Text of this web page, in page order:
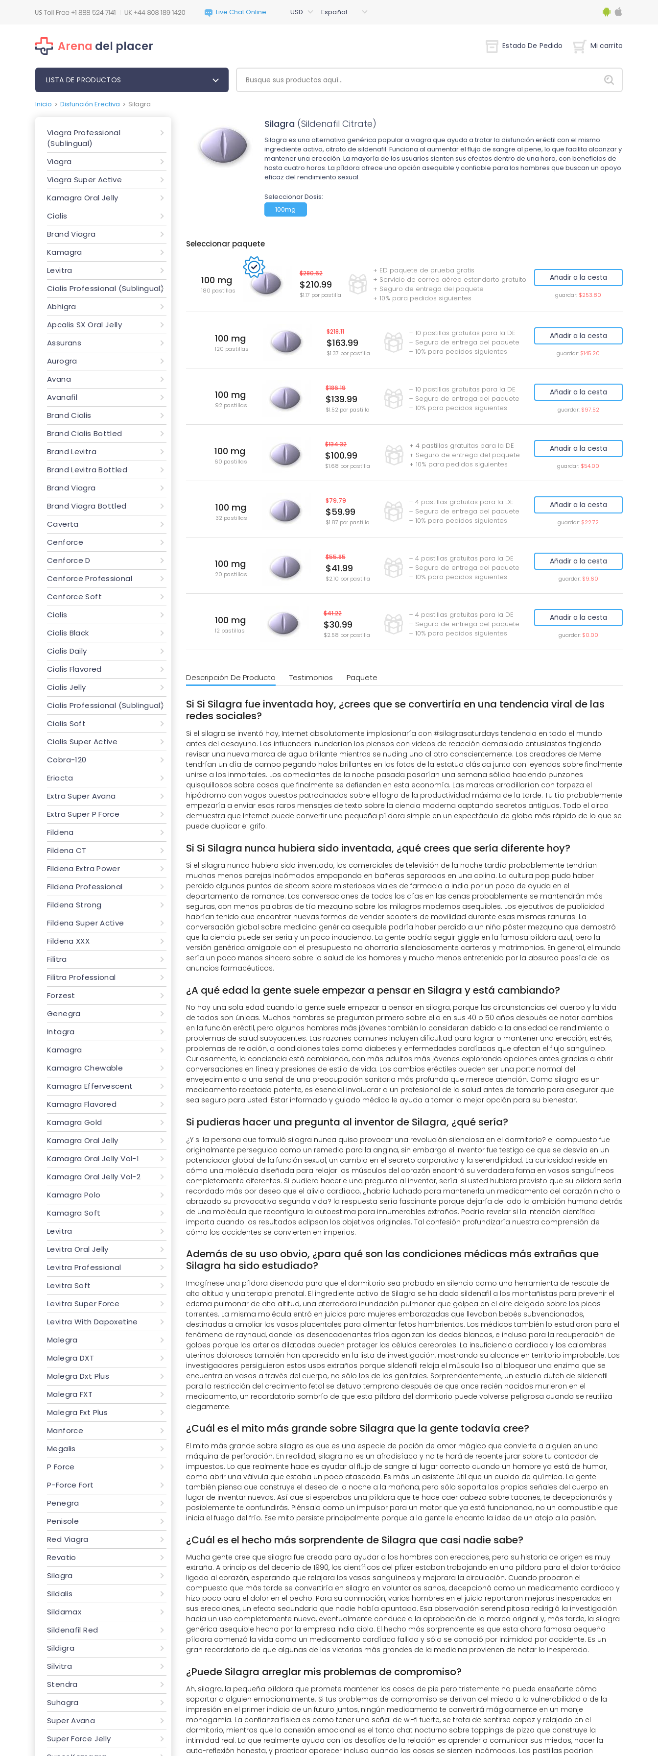
Arena del placer Estado De Pedido Mi carrito
LISTA DE PRODUCTOS
Inicio > Disfunción Erectiva > Silagra
Viagra Professional
(Sublingual)
Viagra
Viagra Super Active
Kamagra Oral Jelly
Cialis
Brand Viagra
Kamagra
Levitra
Cialis Professional (Sublingual)
Abhigra
Apcalis SX Oral Jelly
Assurans
Aurogra
Avana
Avanafil
Brand Cialis
Brand Cialis Bottled
Brand Levitra
Brand Levitra Bottled
Brand Viagra
Brand Viagra Bottled
Caverta
Cenforce
Cenforce D
Cenforce Professional
Cenforce Soft
Cialis
Cialis Black
Cialis Daily
Cialis Flavored
Cialis Jelly
Cialis Professional (Sublingual)
Cialis Soft
Cialis Super Active
Cobra-120
Eriacta
Extra Super Avana
Extra Super P Force
Fildena
Fildena CT
Fildena Extra Power
Fildena Professional
Fildena Strong
Fildena Super Active
Fildena XXX
Filitra
Filitra Professional
Forzest
Genegra
Intagra
Kamagra
Kamagra Chewable
Kamagra Effervescent
Kamagra Flavored
Kamagra Gold
Kamagra Oral Jelly
Kamagra Oral Jelly Vol-1
Kamagra Oral Jelly Vol-2
Kamagra Polo
Kamagra Soft
Levitra
Levitra Oral Jelly
Levitra Professional
Levitra Soft
Levitra Super Force
Levitra With Dapoxetine
Malegra
Malegra DXT
Malegra Dxt Plus
Malegra FXT
Malegra Fxt Plus
Manforce
Megalis
P Force
P-Force Fort
Penegra
Penisole
Red Viagra
Revatio
Silagra
Sildalis
Sildamax
Sildenafil Red
Sildigra
Silvitra
Stendra
Suhagra
Super Avana
Super Force Jelly
Silagra (Sildenafil Citrate)
Silagra es una alternativa genérica popular a viagra que ayuda a tratar la disfunción eréctil con el mismo
ingrediente activo, citrato de sildenafil. Funciona al aumentar el flujo de sangre al pene, lo que facilita alcanzar y
mantener una erección. La mayoría de los usuarios sienten sus efectos dentro de una hora, con beneficios de
hasta cuatro horas. La píldora ofrece una opción asequible y confiable para los hombres que buscan un apoyo
eficaz del rendimiento sexual.
Seleccionar Dosis:
100mg
Seleccionar paquete
100 mg
180 pastillas
+ ED paquete de prueba gratis
+ Servicio de correo aéreo estandarto gratuito
+ Seguro de entrega del paquete
+ 10% para pedidos siguientes
$280.62
$210.99
$1.17 por pastilla
Añadir a la cesta
guardar: $253.80
100 mg
120 pastillas
+ 10 pastillas gratuitas para la DE
+ Seguro de entrega del paquete
+ 10% para pedidos siguientes
$218.11
$163.99
$1.37 por pastilla
Añadir a la cesta
guardar: $145.20
100 mg
92 pastillas
+ 10 pastillas gratuitas para la DE
+ Seguro de entrega del paquete
+ 10% para pedidos siguientes
$186.19
$139.99
$1.52 por pastilla
Añadir a la cesta
guardar: $97.52
100 mg
60 pastillas
+ 4 pastillas gratuitas para la DE
+ Seguro de entrega del paquete
+ 10% para pedidos siguientes
$134.32
$100.99
$1.68 por pastilla
Añadir a la cesta
guardar: $54.00
100 mg
32 pastillas
+ 4 pastillas gratuitas para la DE
+ Seguro de entrega del paquete
+ 10% para pedidos siguientes
$79.79
$59.99
$1.87 por pastilla
Añadir a la cesta
guardar: $22.72
100 mg
20 pastillas
+ 4 pastillas gratuitas para la DE
+ Seguro de entrega del paquete
+ 10% para pedidos siguientes
$55.85
$41.99
$2.10 por pastilla
Añadir a la cesta
guardar: $9.60
100 mg
12 pastillas
+ 4 pastillas gratuitas para la DE
+ Seguro de entrega del paquete
+ 10% para pedidos siguientes
$41.22
$30.99
$2.58 por pastilla
Añadir a la cesta
guardar: $0.00
Descripción De Producto Testimonios Paquete
Si Si Silagra fue inventada hoy, ¿crees que se convertiría en una tendencia viral de las
redes sociales?
Si el silagra se inventó hoy, Internet absolutamente implosionaría con #silagrasaturdays tendencia en todo el mundo
antes del desayuno. Los influencers inundarían los piensos con videos de reacción demasiado entusiastas fingiendo
revisar una nueva marca de agua brillante mientras se nuding uno al otro conscientemente. Los creadores de Meme
tendrían un día de campo pegando halos brillantes en las fotos de la estatua clásica junto con leyendas sobre finalmente
unirse a los inmortales. Los comediantes de la noche pasada pasarían una semana sólida haciendo punzones
quisquillosos sobre cosas que finalmente se defienden en esta economía. Las marcas arrodillarían con torpeza el
hipódromo con vagos puestos patrocinados sobre el logro de la productividad máxima de la tarde. Tu tío probablemente
empezaría a enviar esos raros mensajes de texto sobre la ciencia moderna captando secretos antiguos. Todo el circo
demuestra que Internet puede convertir una pequeña píldora simple en un espectáculo de globo más rápido de lo que se
puede duplicar el grifo.
Si Si Silagra nunca hubiera sido inventada, ¿qué crees que sería diferente hoy?
Si el silagra nunca hubiera sido inventado, los comerciales de televisión de la noche tardía probablemente tendrían
muchas menos parejas incómodos empapando en bañeras separadas en una colina. La cultura pop pudo haber
perdido algunos puntos de sitcom sobre misteriosos viajes de farmacia a india por un poco de ayuda en el
departamento de romance. Las conversaciones de todos los días en las cenas probablemente se mantendrán más
seguras, con menos palabras de tío mezquino sobre los milagros modernos asequibles. Los ejecutivos de publicidad
habrían tenido que encontrar nuevas formas de vender scooters de movilidad durante esas mismas ranuras. La
conversación global sobre medicina genérica asequible podría haber perdido a un niño póster mezquino que demostró
que la ciencia puede ser seria y un poco induciendo. La gente podría seguir giggle en la famosa píldora azul, pero la
versión genérica amigable con el presupuesto no ahorraría silenciosamente carteras y matrimonios. En general, el mundo
sería un poco menos sincero sobre la salud de los hombres y mucho menos entretenido por la absurda poesía de los
anuncios farmacéuticos.
¿A qué edad la gente suele empezar a pensar en Silagra y está cambiando?
No hay una sola edad cuando la gente suele empezar a pensar en silagra, porque las circunstancias del cuerpo y la vida
de todos son únicas. Muchos hombres se preguntan primero sobre ello en sus 40 o 50 años después de notar cambios
en la función eréctil, pero algunos hombres más jóvenes también lo consideran debido a la ansiedad de rendimiento o
problemas de salud subyacentes. Las razones comunes incluyen dificultad para lograr o mantener una erección, estrés,
problemas de relación, o condiciones tales como diabetes y enfermedades cardíacas que afectan el flujo sanguíneo.
Curiosamente, la conciencia está cambiando, con más adultos más jóvenes explorando opciones antes gracias a abrir
conversaciones en línea y presiones de estilo de vida. Los cambios eréctiles pueden ser una parte normal del
envejecimiento o una señal de una preocupación sanitaria más profunda que merece atención. Como silagra es un
medicamento recetado potente, es esencial involucrar a un profesional de la salud antes de tomarlo para asegurar que
sea seguro para usted. Estar informado y guiado médico le ayuda a tomar la mejor opción para su bienestar.
Si pudieras hacer una pregunta al inventor de Silagra, ¿qué sería?
¿Y si la persona que formuló silagra nunca quiso provocar una revolución silenciosa en el dormitorio? el compuesto fue
originalmente perseguido como un remedio para la angina, sin embargo el inventor fue testigo de que se desvía en un
potenciador global de la función sexual, un cambio en el secreto corporativo y la serendipidad. La curiosidad reside en
cómo una molécula diseñada para relajar los músculos del corazón encontró su verdadera fama en vasos sanguíneos
completamente diferentes. Si pudiera hacerle una pregunta al inventor, sería: si usted hubiera previsto que su píldora sería
recordado más por deseo que el alivio cardíaco, ¿habría luchado para mantenerla un medicamento del corazón nicho o
abrazado su provocativa segunda vida? la respuesta sería fascinante porque dejaría de lado la ambición humana detrás
de una molécula que reconfigura la autoestima para innumerables extraños. Podría revelar si la intención científica
importa cuando los resultados eclipsan los objetivos originales. Tal confesión profundizaría nuestra comprensión de
cómo los accidentes se convierten en imperios.
Además de su uso obvio, ¿para qué son las condiciones médicas más extrañas que
Silagra ha sido estudiado?
Imagínese una píldora diseñada para que el dormitorio sea probado en silencio como una herramienta de rescate de
alta altitud y una terapia prenatal. El ingrediente activo de Silagra se ha dado sildenafil a los montañistas para prevenir el
edema pulmonar de alta altitud, una aterradora inundación pulmonar que golpea en el aire delgado sobre los picos
torrentes. La misma molécula entró en juicios para mujeres embarazadas que llevaban bebés subvencionados,
destinadas a ampliar los vasos placentales para alimentar fetos hambrientos. Los médicos también lo estudiaron para el
fenómeno de raynaud, donde los desencadenantes fríos agonizan los dedos blancos, e incluso para la recuperación de
golpes porque las arterias dilatadas pueden proteger las células cerebrales. La insuficiencia cardíaca y los calambres
uterinos dolorosos también han aparecido en la lista de investigación, mostrando su alcance en territorio improbable. Los
investigadores persiguieron estos usos extraños porque sildenafil relaja el músculo liso al bloquear una enzima que se
encuentra en vasos a través del cuerpo, no sólo los de los genitales. Sorprendentemente, un estudio dutch de sildenafil
para la restricción del crecimiento fetal se detuvo temprano después de que once recién nacidos murieron en el
medicamento, un recordatorio sombrío de que esta píldora del dormitorio puede volverse peligrosa cuando se reutiliza
ciegamente.
¿Cuál es el mito más grande sobre Silagra que la gente todavía cree?
El mito más grande sobre silagra es que es una especie de poción de amor mágico que convierte a alguien en una
máquina de perforación. En realidad, silagra no es un afrodisíaco y no te hará de repente jurar sobre tu contador de
impuestos. Lo que realmente hace es ayudar al flujo de sangre al lugar correcto cuando un hombre ya está de humor,
como abrir una válvula que estaba un poco atascada. Es más un asistente útil que un cupido de química. La gente
también piensa que construye el deseo de la noche a la mañana, pero sólo soporta las propias señales del cuerpo en
lugar de inventar nuevas. Así que si esperabas una píldora que te hace caer cabeza sobre tacones, te decepcionarás y
posiblemente te confundirás. Piénsalo como un impulsor para un motor que ya está funcionando, no un combustible que
inicia el fuego del frío. Ese mito persiste principalmente porque a la gente le encanta la idea de un atajo a la pasión.
¿Cuál es el hecho más sorprendente de Silagra que casi nadie sabe?
Mucha gente cree que silagra fue creada para ayudar a los hombres con erecciones, pero su historia de origen es muy
extraña. A principios del decenio de 1990, los científicos del pfizer estaban trabajando en una píldora para el dolor torácico
ligado al corazón, esperando que relajara los vasos sanguíneos y mejorara la circulación. Cuando probaron el
compuesto que más tarde se convertiría en silagra en voluntarios sanos, decepcionó como un medicamento cardíaco y
hizo poco para el dolor en el pecho. Para su conmoción, varios hombres en el juicio reportaron mejoras inesperadas en
sus erecciones, un efecto secundario que nadie había apuntado. Esa observación serendipitosa redirigió la investigación
hacia un uso completamente nuevo, eventualmente conduce a la aprobación de la marca original y, más tarde, la silagra
genérica asequible hecha por la empresa india cipla. El hecho más sorprendente es que esta ahora famosa pequeña
píldora comenzó la vida como un medicamento cardíaco fallido y sólo se conoció por intimidad por accidente. Es un
gran recordatorio de que algunas de las victorias más grandes de la medicina provienen de notar lo inesperado.
¿Puede Silagra arreglar mis problemas de compromiso?
Ah, silagra, la pequeña píldora que promete mantener las cosas de pie pero tristemente no puede enseñarte cómo
soportar a alguien emocionalmente. Si tus problemas de compromiso se derivan del miedo a la vulnerabilidad o de la
impresión en el primer indicio de un futuro juntos, ningún medicamento te convertirá mágicamente en un monje
monogamia. La confianza física es como tener una señal de wi-fi fuerte, se trata de sentirse capaz y relajado en el
dormitorio, mientras que la conexión emocional es el tonto chat nocturno sobre toppings de pizza que construye la
intimidad real. Lo que realmente ayuda con los desafíos de la relación es aprender a comunicar sus miedos, hacer la
auto-reflexión honesta, y practicar aparecer incluso cuando las cosas se sienten incómodos. Las pastillas podrían